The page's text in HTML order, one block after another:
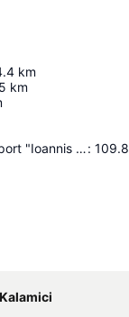
km
km
Corfu International Airport "Ioannis Kapodistrias": 109.8
Kalamici